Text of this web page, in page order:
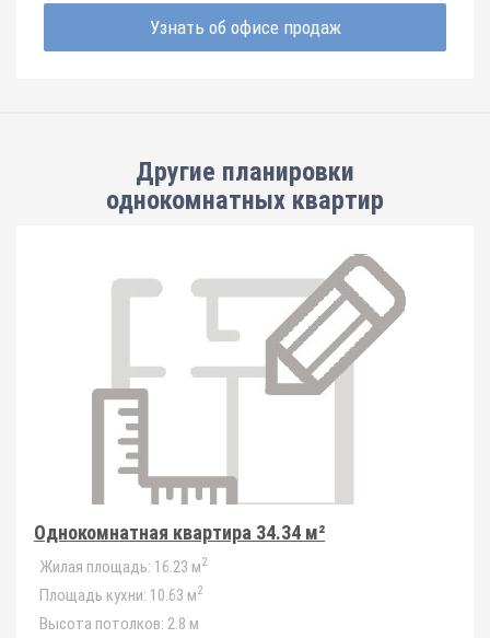
Узнать об офисе продаж
Другие планировки
однокомнатных квартир
Однокомнатная квартира 34.34 м²
Жилая площадь: 16.23 м2
Площадь кухни: 10.63 м2
Высота потолков: 2.8 м